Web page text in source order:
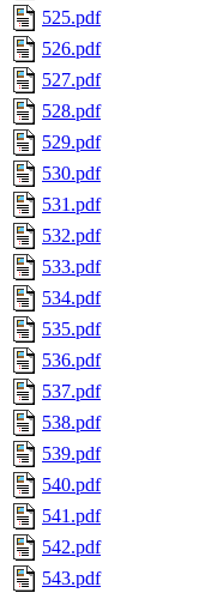
525.pdf
526.pdf
527.pdf
528.pdf
529.pdf
530.pdf
531.pdf
532.pdf
533.pdf
534.pdf
535.pdf
536.pdf
537.pdf
538.pdf
539.pdf
540.pdf
541.pdf
542.pdf
543.pdf